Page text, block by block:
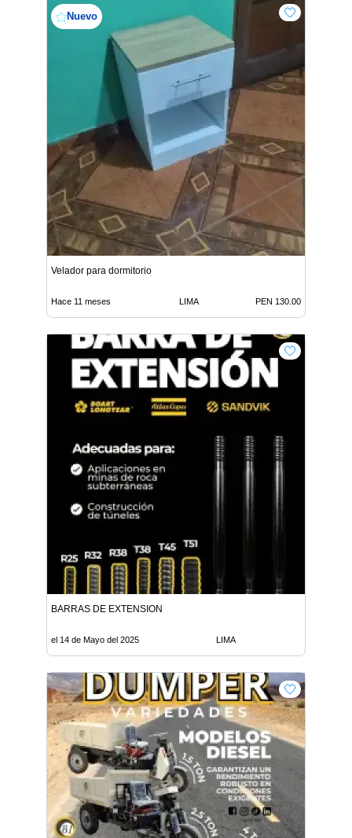
Nuevo
Velador para dormitorio
Hace 11 meses LIMA PEN 130.00
BARRAS DE EXTENSION
el 14 de Mayo del 2025 LIMA